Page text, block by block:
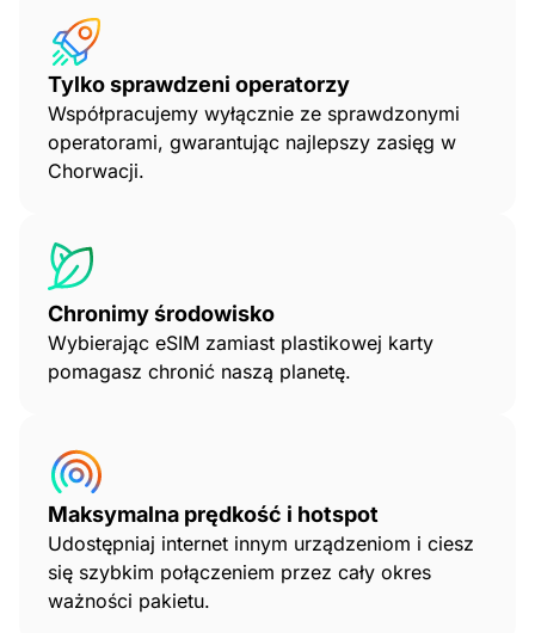
Tylko sprawdzeni operatorzy
Współpracujemy wyłącznie ze sprawdzonymi
operatorami, gwarantując najlepszy zasięg w
Chorwacji.
Chronimy środowisko
Wybierając eSIM zamiast plastikowej karty
pomagasz chronić naszą planetę.
Maksymalna prędkość i hotspot
Udostępniaj internet innym urządzeniom i ciesz
się szybkim połączeniem przez cały okres
ważności pakietu.